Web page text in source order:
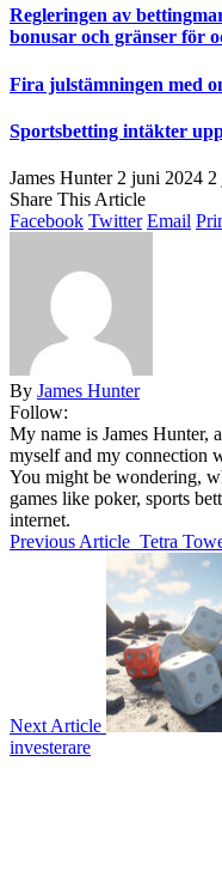
Regleringen av
bonusar och gränser för
Fira julstämningen med
Sportsbetting intäkter
James Hunter 2 juni 2024 2
Share This Article
Facebook Twitter Email
By James Hunter
Follow:
My name is James Hunter,
myself and my connection
You might be wondering,
games like poker, sports
internet.
Previous Article Tetra
Next Article
investerare